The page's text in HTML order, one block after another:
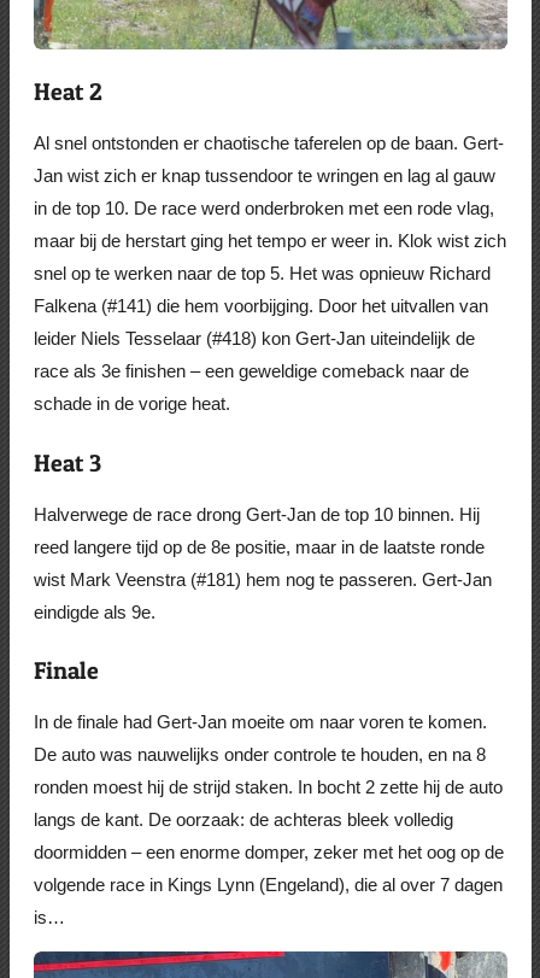
Heat 2
Al snel ontstonden er chaotische taferelen op de baan. Gert-
Jan wist zich er knap tussendoor te wringen en lag al gauw
in de top 10. De race werd onderbroken met een rode vlag,
maar bij de herstart ging het tempo er weer in. Klok wist zich
snel op te werken naar de top 5. Het was opnieuw Richard
Falkena (#141) die hem voorbijging. Door het uitvallen van
leider Niels Tesselaar (#418) kon Gert-Jan uiteindelijk de
race als 3e finishen – een geweldige comeback naar de
schade in de vorige heat.
Heat 3
Halverwege de race drong Gert-Jan de top 10 binnen. Hij
reed langere tijd op de 8e positie, maar in de laatste ronde
wist Mark Veenstra (#181) hem nog te passeren. Gert-Jan
eindigde als 9e.
Finale
In de finale had Gert-Jan moeite om naar voren te komen.
De auto was nauwelijks onder controle te houden, en na 8
ronden moest hij de strijd staken. In bocht 2 zette hij de auto
langs de kant. De oorzaak: de achteras bleek volledig
doormidden – een enorme domper, zeker met het oog op de
volgende race in Kings Lynn (Engeland), die al over 7 dagen
is…